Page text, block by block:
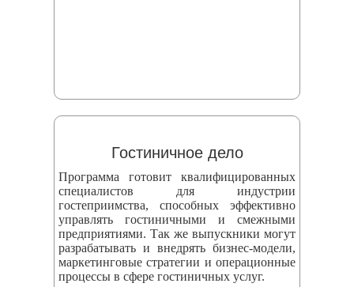
Гостиничное дело
Программа готовит квалифицированных
специалистов для индустрии
гостеприимства, способных эффективно
управлять гостиничными и смежными
предприятиями. Так же выпускники могут
разрабатывать и внедрять бизнес‑модели,
маркетинговые стратегии и операционные
процессы в сфере гостиничных услуг.